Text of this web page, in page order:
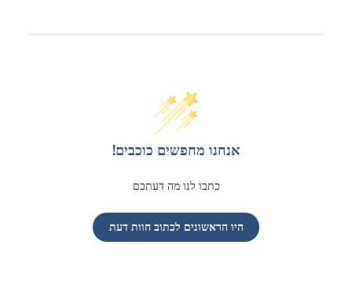
אנחנו מחפשים כוכבים!
כתבו לנו מה דעתכם
היו הראשונים לכתוב חוות דעת